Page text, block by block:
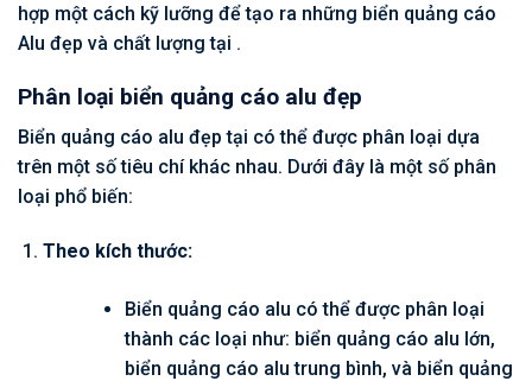
hợp một cách kỹ lưỡng để tạo ra những biển quảng cáo
Alu đẹp và chất lượng tại .
Phân loại biển quảng cáo alu đẹp
Biển quảng cáo alu đẹp tại có thể được phân loại dựa
trên một số tiêu chí khác nhau. Dưới đây là một số phân
loại phổ biến:
Theo kích thước:
Biển quảng cáo alu có thể được phân loại
thành các loại như: biển quảng cáo alu lớn,
biển quảng cáo alu trung bình, và biển quảng